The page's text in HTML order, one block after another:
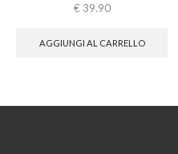
€ 39.90
AGGIUNGI AL CARRELLO